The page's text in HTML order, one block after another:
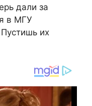
дали за
в МГУ
их